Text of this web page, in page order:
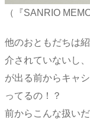
（『SANRIO
他のおともだちは
介されていないし
が出る前からキャ
ってるの！？
前からこんな扱い